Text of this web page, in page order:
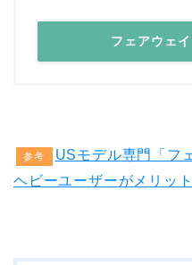
フェアウェ
参考
USモデル専門「フ
ヘビーユーザーがメリッ